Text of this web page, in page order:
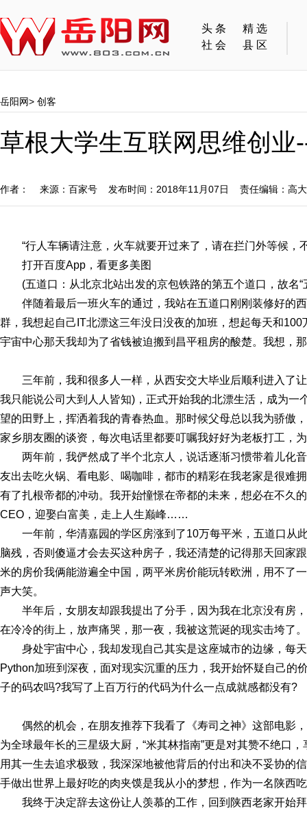
头条
精选
社会
县区
岳阳网> 创客
草根大学生互联网思维创
作者： 来源：百家号 发布时间：2018年11月07日 责任编辑：高
“行人车辆请注意，火车就要开过来了，请在拦门外等候
打开百度App，看更多美图
(五道口：从北京北站出发的京包铁路的第五个道口，故名
伴随着最后一班火车的通过，我站在五道口刚刚装修好的
群，我想起自己IT北漂这三年没日没夜的加班，想起每天和
宇宙中心那天我却为了省钱被迫搬到昌平租房的酸楚。我想
三年前，我和很多人一样，从西安交大毕业后顺利进入了
我只能说公司大到人人皆知)，正式开始我的北漂生活，成为一
望的田野上，挥洒着我的青春热血。那时候父母总以我为骄傲，
家乡朋友圈的谈资，每次电话里都要叮嘱我好好为老板打工，
两年前，我俨然成了半个北京人，说话逐渐习惯带着儿化
友出去吃火锅、看电影、喝咖啡，都市的精彩在我老家是很难
有了扎根帝都的冲动。我开始憧憬在帝都的未来，想必在不久
CEO，迎娶白富美，走上人生巅峰……
一年前，华清嘉园的学区房涨到了10万每平米，五道口从
脑残，否则傻逼才会去买这种房子，我还清楚的记得那天回家
米的房价我俩能游遍全中国，两平米房价能玩转欧洲，用不了
声大笑。
半年后，女朋友却跟我提出了分手，因为我在北京没有房
在冷冷的街上，放声痛哭，那一夜，我被这荒诞的现实击垮了。
身处宇宙中心，我却发现自己其实是这座城市的边缘，每
Python加班到深夜，面对现实沉重的压力，我开始怀疑自己的
子的码农吗?我写了上百万行的代码为什么一点成就感都没有?
偶然的机会，在朋友推荐下我看了《寿司之神》这部电影
为全球最年长的三星级大厨，“米其林指南”更是对其赞不绝口
用其一生去追求极致，我深深地被他背后的付出和决不妥协的
手做出世界上最好吃的肉夹馍是我从小的梦想，作为一名陕西
我终于决定辞去这份让人羡慕的工作，回到陕西老家开始